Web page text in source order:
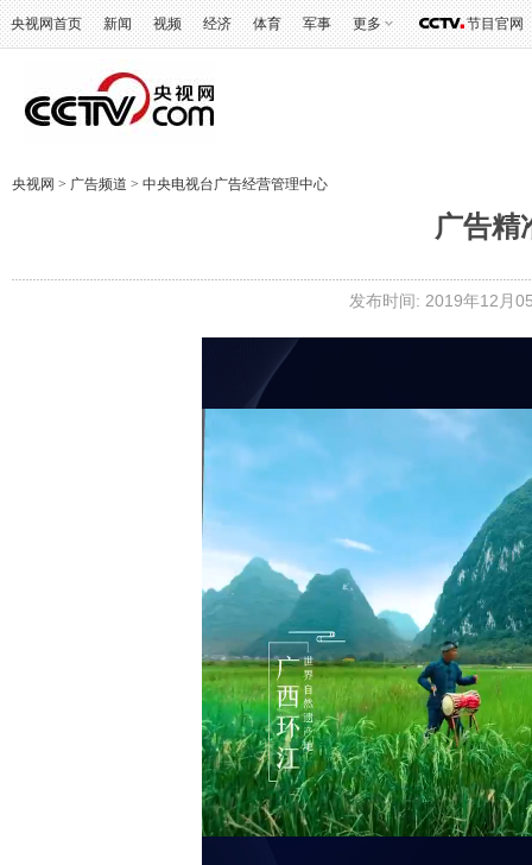
央视网首页 新闻 视频 经济 体育 军事 更多 节目官网
央视网 > 广告频道 > 中央电视台广告经营管理中心
广告精
发布时间: 2019年12月